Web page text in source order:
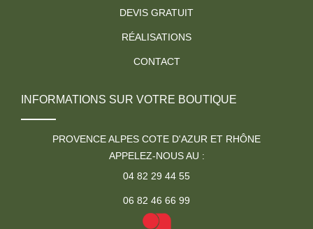
DEVIS GRATUIT
RÉALISATIONS
CONTACT
INFORMATIONS SUR VOTRE BOUTIQUE
PROVENCE ALPES COTE D'AZUR ET RHÔNE
APPELEZ-NOUS AU :
04 82 29 44 55
06 82 46 66 99